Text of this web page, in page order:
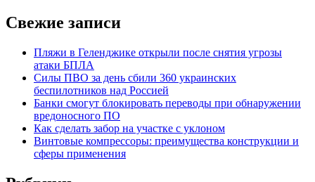
Свежие записи
Пляжи в Геленджике открыли после снятия угрозы
атаки БПЛА
Силы ПВО за день сбили 360 украинских
беспилотников над Россией
Банки смогут блокировать переводы при обнаружении
вредоносного ПО
Как сделать забор на участке с уклоном
Винтовые компрессоры: преимущества конструкции и
сферы применения